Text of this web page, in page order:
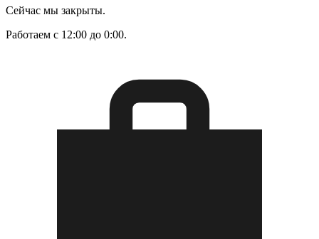
Сейчас мы закрыты.
Работаем с 12:00 до 0:00.